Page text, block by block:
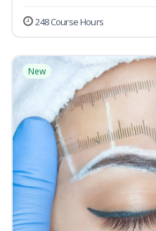
248 Course Hours
New